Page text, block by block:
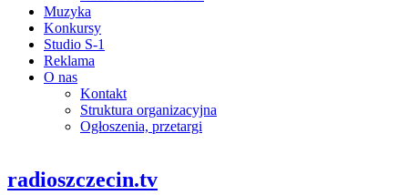
Muzyka
Konkursy
Studio S-1
Reklama
O nas
Kontakt
Struktura organizacyjna
Ogłoszenia, przetargi
radioszczecin.tv